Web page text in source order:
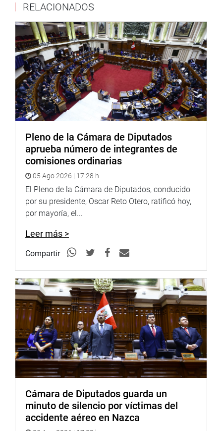
Por el contrario, el texto ha sido depurado para adoptarlo
de una viabilidad técnica y no objetable al asegurar la
perfecta sintonía de esta ley marco con la legislación
aduanera y tributaria de este país”, señaló.
La representación nacional exoneró de segunda votación
siendo el resultado de 89 a favor, 10 en contra y 7
abstenciones.
OFICINA DE COMUNICACIONES E IMAGEN
RELACIONADOS
Pleno de la Cámara de Diputados
aprueba número de integrantes de
comisiones ordinarias
05 Ago 2026 | 17:28 h
El Pleno de la Cámara de Diputados, conducido
por su presidente, Oscar Reto Otero, ratificó hoy,
por mayoría, el...
Leer más >
Compartir
Cámara de Diputados guarda un
minuto de silencio por víctimas del
accidente aéreo en Nazca